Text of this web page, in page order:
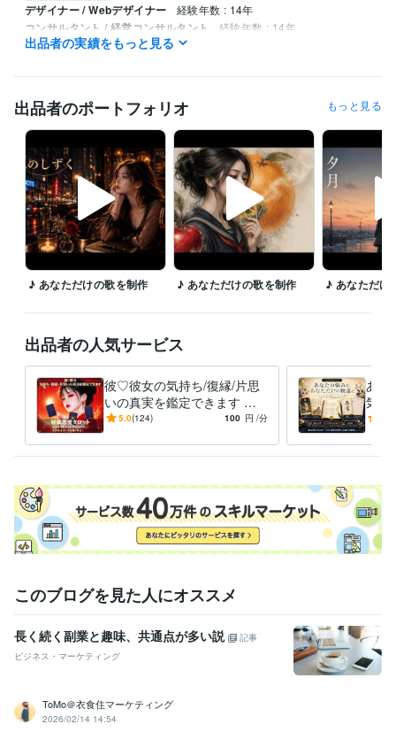
デザイナー / Webデザイナー 経験年数 : 14年
コンサルタント / 経営コンサルタント 経験年数 : 14年
人事 / 人材開発・人材育成・研修
出品者の実績をもっと見る
出品者のポートフォリオ もっと見る
♪ あなただけの歌を制作 ♪ あなただけの歌を制作 ♪ あなただけ
出品者の人気サービス
彼♡彼女の気持ち/復縁/片思
いの真実を鑑定できます ★
不安で眠れない夜を終わり
く幸せ！
5.0(124) 100 円 /分
あな
気づ
★タ
語を
このブログを見た人にオススメ
長く続く副業と趣味、共通点が多い説
記事
ビジネス・マーケティング
ToMo＠衣食住マーケティング
2026/02/14 14:54